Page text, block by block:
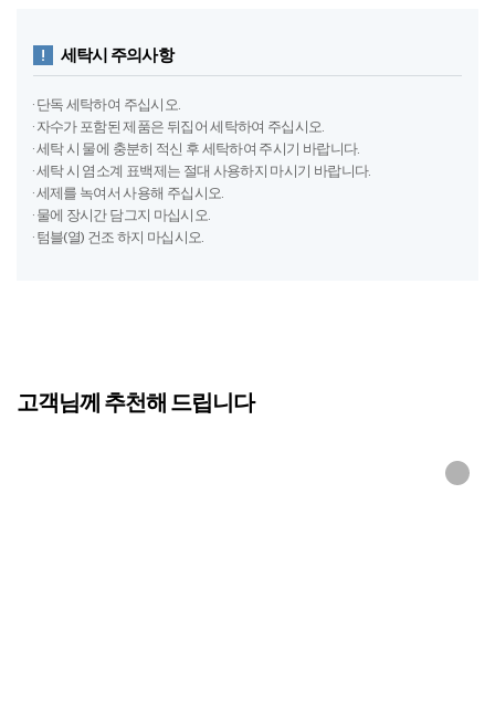
세탁시 주의사항
· 단독 세탁하여 주십시오.
· 자수가 포함된 제품은 뒤집어 세탁하여 주십시오.
· 세탁 시 물에 충분히 적신 후 세탁하여 주시기 바랍니다.
· 세탁 시 염소계 표백제는 절대 사용하지 마시기 바랍니다.
· 세제를 녹여서 사용해 주십시오.
· 물에 장시간 담그지 마십시오.
· 텀블(열) 건조 하지 마십시오.
고객님께 추천해 드립니다